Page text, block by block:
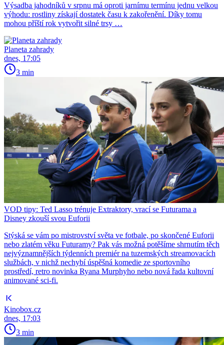
Výsadba jahodníků v srpnu má oproti jarnímu termínu jednu velkou
výhodu: rostliny získají dostatek času k zakořenění. Díky tomu
mohou příští rok vytvořit silné trsy …
Planeta zahrady
dnes, 17:05
3 min
VOD tipy: Ted Lasso trénuje Extraktory, vrací se Futurama a
Disney zkouší svou Euforii
Stýská se vám po mistrovství světa ve fotbale, po skončené Euforii
nebo zlatém věku Futuramy? Pak vás možná potěšíme shrnutím těch
nejvýznamnějších týdenních premiér na tuzemských streamovacích
službách, v nichž nechybí úspěšná komedie ze sportovního
prostředí, retro novinka Ryana Murphyho nebo nová řada kultovní
animované sci-fi.
Kinobox.cz
dnes, 17:03
3 min